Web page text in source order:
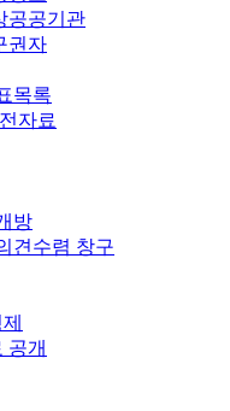
공공기관
권자
목록
자료
방
견수렴 창구
공개